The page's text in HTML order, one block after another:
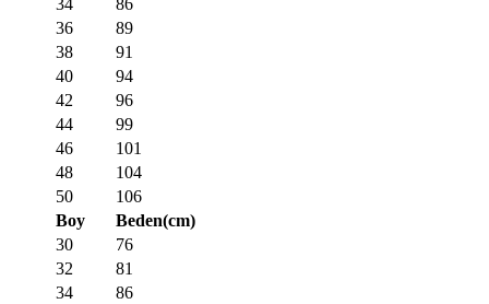
34
86
36
89
38
91
40
94
42
96
44
99
46
101
48
104
50
106
Boy
Beden(cm)
30
76
32
81
34
86